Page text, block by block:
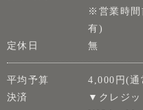
※営業時間
有)
定休日
無
平均予算
4,000円(
決済
▼クレジッ